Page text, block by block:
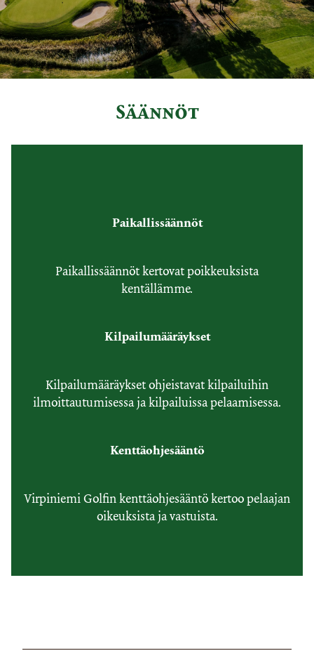
Säännöt
Paikallissäännöt
Paikallissäännöt kertovat poikkeuksista
kentällämme.
Kilpailumääräykset
Kilpailumääräykset ohjeistavat kilpailuihin
ilmoittautumisessa ja kilpailuissa pelaamisessa.
Kenttäohjesääntö
Virpiniemi Golfin kenttäohjesääntö kertoo pelaajan
oikeuksista ja vastuista.